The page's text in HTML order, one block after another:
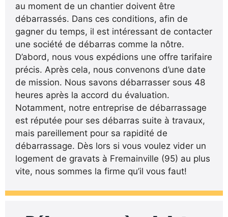
au moment de un chantier doivent être
débarrassés. Dans ces conditions, afin de
gagner du temps, il est intéressant de contacter
une société de débarras comme la nôtre.
D’abord, nous vous expédions une offre tarifaire
précis. Après cela, nous convenons d’une date
de mission. Nous savons débarrasser sous 48
heures après la accord du évaluation.
Notamment, notre entreprise de débarrassage
est réputée pour ses débarras suite à travaux,
mais pareillement pour sa rapidité de
débarrassage. Dès lors si vous voulez vider un
logement de gravats à Fremainville (95) au plus
vite, nous sommes la firme qu’il vous faut!